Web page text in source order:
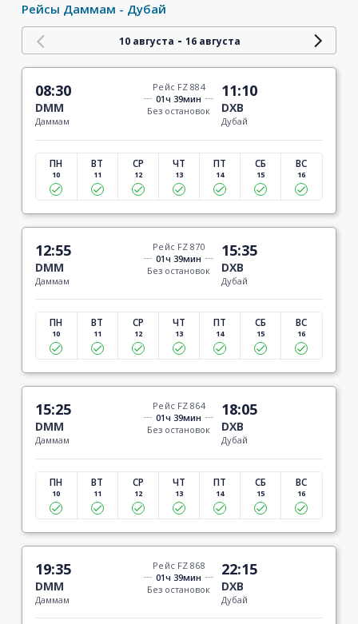
Рейсы Даммам - Дубай
10 августа - 16 августа
08:30
DMM
Даммам
Рейс FZ 884
01ч 39мин
Без остановок
11:10
DXB
Дубай
ПН
10
ВТ
11
СР
12
ЧТ
13
ПТ
14
СБ
15
ВС
16
12:55
DMM
Даммам
Рейс FZ 870
01ч 39мин
Без остановок
15:35
DXB
Дубай
ПН
10
ВТ
11
СР
12
ЧТ
13
ПТ
14
СБ
15
ВС
16
15:25
DMM
Даммам
Рейс FZ 864
01ч 39мин
Без остановок
18:05
DXB
Дубай
ПН
10
ВТ
11
СР
12
ЧТ
13
ПТ
14
СБ
15
ВС
16
19:35
DMM
Даммам
Рейс FZ 868
01ч 39мин
Без остановок
22:15
DXB
Дубай